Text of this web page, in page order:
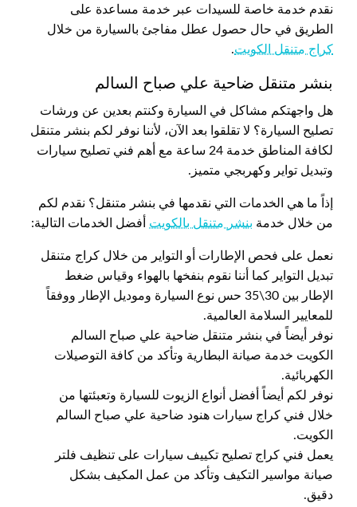
نقدم خدمة خاصة للسيدات عبر خدمة مساعدة على
الطريق في حال حصول عطل مفاجئ بالسيارة من خلال
كراج متنقل الكويت.
بنشر متنقل ضاحية علي صباح السالم
هل واجهتكم مشاكل في السيارة وكنتم بعدين عن ورشات
تصليح السيارة؟ لا تقلقوا بعد الآن، لأننا نوفر لكم بنشر متنقل
لكافة المناطق خدمة 24 ساعة مع أهم فني تصليح سيارات
وتبديل تواير وكهربجي متميز.
إذاً ما هي الخدمات التي نقدمها في بنشر متنقل؟ نقدم لكم
من خلال خدمة بنشر متنقل بالكويت أفضل الخدمات التالية:
نعمل على فحص الإطارات أو التواير من خلال كراج متنقل
تبديل التواير كما أننا نقوم بنفخها بالهواء وقياس ضغط
الإطار بين 30\35 حس نوع السيارة وموديل الإطار ووفقاً
للمعايير السلامة العالمية.
نوفر أيضاً في بنشر متنقل ضاحية علي صباح السالم
الكويت خدمة صيانة البطارية وتأكد من كافة التوصيلات
الكهربائية.
نوفر لكم أيضاً أفضل أنواع الزيوت للسيارة وتعبئتها من
خلال فني كراج سيارات هنود ضاحية علي صباح السالم
الكويت.
يعمل فني كراج تصليح تكييف سيارات على تنظيف فلتر
صيانة مواسير التكيف وتأكد من عمل المكيف بشكل
دقيق.